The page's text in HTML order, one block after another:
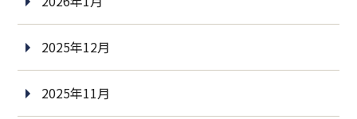
2025年12月
2025年11月